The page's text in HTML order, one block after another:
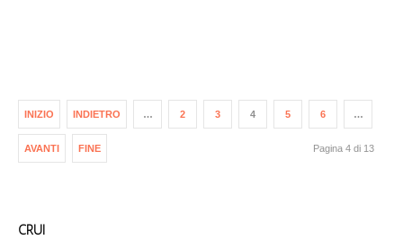
INIZIO INDIETRO … 2 3 4 5 6 …
AVANTI FINE Pagina 4 di 13
CRUI